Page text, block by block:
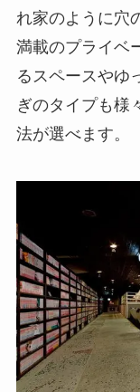
れ家のように穴
満載のプライベ
るスペースやゆ
ぎのタイプも様
法が選べます。